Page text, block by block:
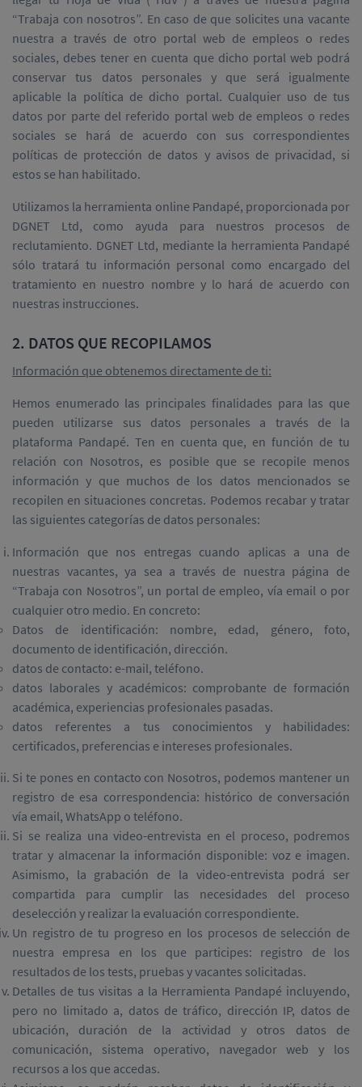
“Trabaja con nosotros”. En caso de que solicites una vacante
nuestra a través de otro portal web de empleos o redes
sociales, debes tener en cuenta que dicho portal web podrá
conservar tus datos personales y que será igualmente
aplicable la política de dicho portal. Cualquier uso de tus
datos por parte del referido portal web de empleos o redes
sociales se hará de acuerdo con sus correspondientes
políticas de protección de datos y avisos de privacidad, si
estos se han habilitado.
Utilizamos la herramienta online Pandapé, proporcionada por
DGNET Ltd, como ayuda para nuestros procesos de
reclutamiento. DGNET Ltd, mediante la herramienta Pandapé
sólo tratará tu información personal como encargado del
tratamiento en nuestro nombre y lo hará de acuerdo con
nuestras instrucciones.
2. DATOS QUE RECOPILAMOS
Información que obtenemos directamente de ti:
Hemos enumerado las principales finalidades para las que
pueden utilizarse sus datos personales a través de la
plataforma Pandapé. Ten en cuenta que, en función de tu
relación con Nosotros, es posible que se recopile menos
información y que muchos de los datos mencionados se
recopilen en situaciones concretas. Podemos recabar y tratar
las siguientes categorías de datos personales:
Información que nos entregas cuando aplicas a una de
nuestras vacantes, ya sea a través de nuestra página de
“Trabaja con Nosotros”, un portal de empleo, vía email o por
cualquier otro medio. En concreto:
Datos de identificación: nombre, edad, género, foto,
documento de identificación, dirección.
datos de contacto: e-mail, teléfono.
datos laborales y académicos: comprobante de formación
académica, experiencias profesionales pasadas.
datos referentes a tus conocimientos y habilidades:
certificados, preferencias e intereses profesionales.
Si te pones en contacto con Nosotros, podemos mantener un
registro de esa correspondencia: histórico de conversación
vía email, WhatsApp o teléfono.
Si se realiza una video-entrevista en el proceso, podremos
tratar y almacenar la información disponible: voz e imagen.
Asimismo, la grabación de la video-entrevista podrá ser
compartida para cumplir las necesidades del proceso
deselección y realizar la evaluación correspondiente.
Un registro de tu progreso en los procesos de selección de
nuestra empresa en los que participes: registro de los
resultados de los tests, pruebas y vacantes solicitadas.
Detalles de tus visitas a la Herramienta Pandapé incluyendo,
pero no limitado a, datos de tráfico, dirección IP, datos de
ubicación, duración de la actividad y otros datos de
comunicación, sistema operativo, navegador web y los
recursos a los que accedas.